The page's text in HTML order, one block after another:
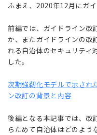
ふまえ、2020年12月にガ
前編では、ガイドライン改
か、またガイドラインの改
れる自治体のセキュリティ
した。
次期強靭化モデルで示され
ン改訂の背景と内容
後編となる本記事では、改
らためて自治体はどのよう